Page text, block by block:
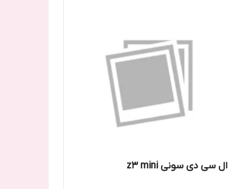
ال سی دی سونی z3 mini